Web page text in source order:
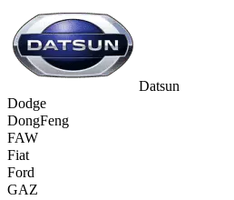
Datsun
Dodge
DongFeng
FAW
Fiat
Ford
GAZ